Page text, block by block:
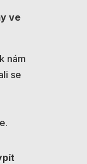
ve
nám
se